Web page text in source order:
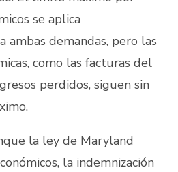
se aplica
ambas demandas, pero las
como las facturas del
perdidos, siguen sin
la ley de Maryland
la indemnización